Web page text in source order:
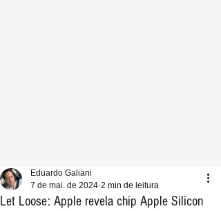
Let Loose: Apple revela chip Apple Silicon
Eduardo Galiani
7 de mai. de 2024 2 min de leitura